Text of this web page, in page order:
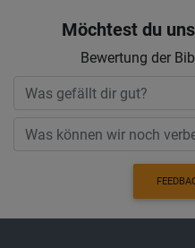
Möchtest du
Bewertung der